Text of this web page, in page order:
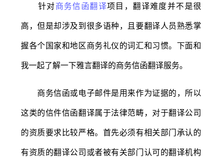
针对商务信函翻译项目，翻译难度并不是很
高，但是却涉及到很多语种，且要翻译人员熟悉掌
握各个国家和地区商务礼仪的词汇和习惯。下面和
我一起了解一下雅言翻译的商务信函翻译服务。
商务信函或电子邮件是用来作为证据的，所以
这类的信件信函翻译属于法律范畴，对于翻译公司
的资质要求比较严格。首先必须有相关部门承认的
有资质的翻译公司或者被有关部门认可的翻译机构